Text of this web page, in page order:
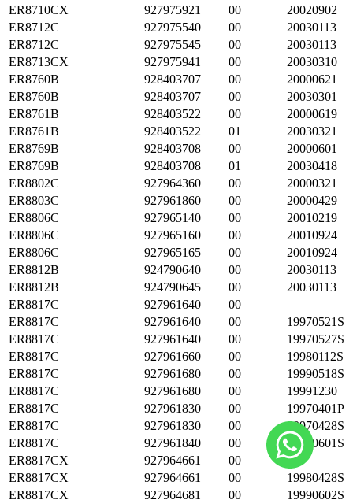
ER8710CX
927975921 00
20020902
ER8712C
927975540 00
20030113
ER8712C
927975545 00
20030113
ER8713CX
927975941 00
20030310
ER8760B
928403707 00
20000621
ER8760B
928403707 00
20030301
ER8761B
928403522 00
20000619
ER8761B
928403522 01
20030321
ER8769B
928403708 00
20000601
ER8769B
928403708 01
20030418
ER8802C
927964360 00
20000321
ER8803C
927961860 00
20000429
ER8806C
927965140 00
20010219
ER8806C
927965160 00
20010924
ER8806C
927965165 00
20010924
ER8812B
924790640 00
20030113
ER8812B
924790645 00
20030113
ER8817C
927961640
00
ER8817C
927961640 00
19970521S
ER8817C
927961640 00
19970527S
ER8817C
927961660 00
19980112S
ER8817C
927961680 00
19990518S
ER8817C
927961680 00
19991230
ER8817C
927961830 00
19970401P
ER8817C
927961830 00
19970428S
ER8817C
927961840 00
19990601S
ER8817CX
927964661
00
ER8817CX
927964661 00
19980428S
ER8817CX
927964681 00 19990602S